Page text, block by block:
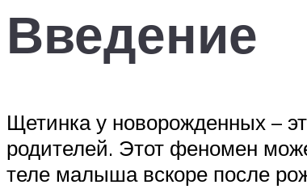
Введение
Щетинка у новорожденных –
родителей. Этот феномен
теле малыша вскоре после